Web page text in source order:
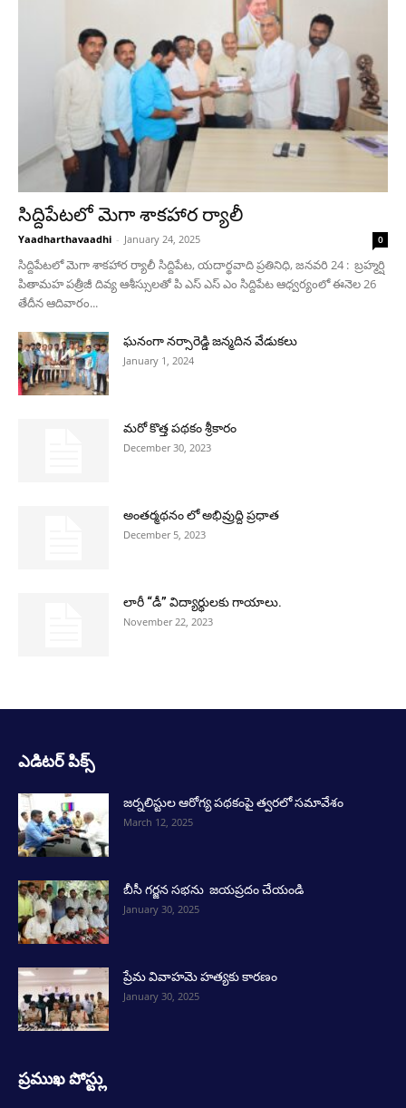
సిద్దిపేటలో మెగా శాకహార ర్యాలీ
Yaadharthavaadhi - January 24, 2025 0
సిద్దిపేటలో మెగా శాకహార ర్యాలీ సిద్దిపేట, యదార్థవాది ప్రతినిధి, జనవరి 24 : బ్రహ్మర్షి
పితామహ పత్రీజీ దివ్య ఆశీస్సులతో పి ఎస్ ఎస్ ఎం సిద్దిపేట ఆధ్వర్యంలో ఈనెల 26
తేదీన ఆదివారం...
ఘనంగా నర్సారెడ్డి జన్మదిన వేడుకలు
January 1, 2024
మరో కొత్త పథకం శ్రీకారం
December 30, 2023
అంతర్మథనం లో అభివ్రుద్ది ప్రధాత
December 5, 2023
లారీ “డీ” విద్యార్థులకు గాయాలు.
November 22, 2023
ఎడిటర్ పిక్స్
జర్నలిస్టుల ఆరోగ్య పథకంపై త్వరలో సమావేశం
March 12, 2025
బీసీ గర్జన సభను జయప్రదం చేయండి
January 30, 2025
ప్రేమ వివాహమె హత్యకు కారణం
January 30, 2025
ప్రముఖ పోస్ట్లు